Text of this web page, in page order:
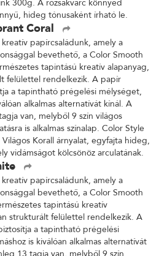
300g. A rózsakvarc könnyed
hideg tónusaként írható le.
Coral
papírcsaládunk, amely a
bevethető, a Color Smooth
tapintású kreatív alapanyag,
felülettel rendelkezik. A papír
a tapintható prégelési mélységet,
alkalmas alternatívát kínál. A
van, melyből 9 szín világos
is alkalmas színalap. Color Style
Korall árnyalat, egyfajta hideg,
vidámságot kölcsönöz arculatának.
papírcsaládunk, amely a
bevethető, a Color Smooth
tapintású kreatív
strukturált felülettel rendelkezik. A
a tapintható prégelési
is kiválóan alkalmas alternatívát